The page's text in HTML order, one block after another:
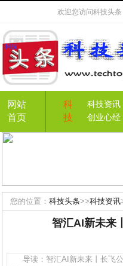
欢迎您访问科技头条
网站
首页
科
技
科技资讯
创业心经
您的位置： 科技头条>>科技资讯
智汇AI新未来
导读：智汇AI新未来丨长飞公